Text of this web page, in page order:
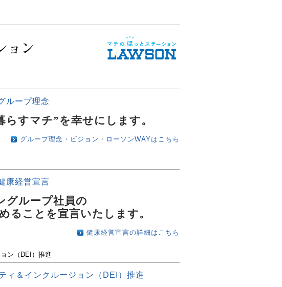
ループ理念
すマチ”を幸せにします。
グループ理念・ビジョン・ローソンWAYはこちら
康経営宣言
グループ社員の
ることを宣言いたします。
健康経営宣言の詳細はこちら
ン（DEI）推進
ィ＆インクルージョン（DEI）推進